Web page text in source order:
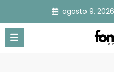
contenido
agosto 9, 2026